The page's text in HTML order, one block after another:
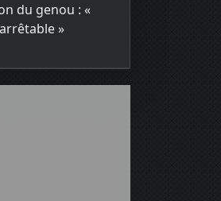
du genou : «
»